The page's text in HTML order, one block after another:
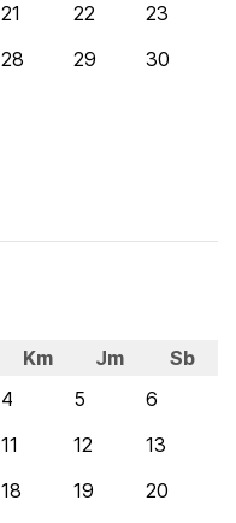
21 22
23
28 29
30
Km Jm
Sb
4 5
6
11 12
13
18 19
20